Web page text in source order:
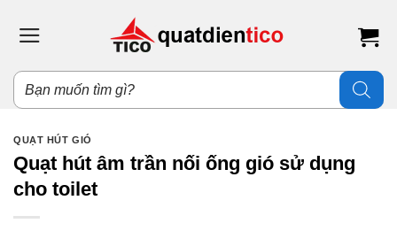
qua
dung
Tìm
kiếm
sản
QUẠT HÚT GIÓ
Quạt hút âm trần nối ống gió sử dụng
cho toilet